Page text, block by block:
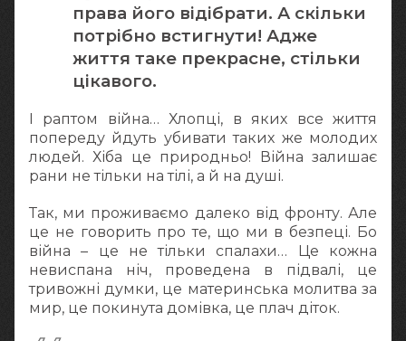
права його відібрати. А скільки
потрібно встигнути! Адже
життя таке прекрасне, стільки
цікавого.
І раптом війна… Хлопці, в яких все життя
попереду йдуть убивати таких же молодих
людей. Хіба це природньо! Війна залишає
рани не тільки на тілі, а й на душі.
Так, ми проживаємо далеко від фронту. Але
це не говорить про те, що ми в безпеці. Бо
війна – це не тільки спалахи… Це кожна
невиспана ніч, проведена в підвалі, це
тривожні думки, це материнська молитва за
мир, це покинута домівка, це плач діток.